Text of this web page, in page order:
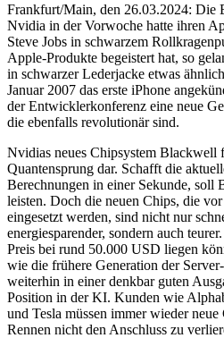
Frankfurt/Main, den 26.03.2024: Die
Nvidia in der Vorwoche hatte ihren
Steve Jobs in schwarzem
Apple-Produkte begeistert hat, so
in schwarzer Lederjacke etwas
Januar 2007 das erste iPhone
der Entwicklerkonferenz eine neue
die ebenfalls revolutionär sind.
Nvidias neues Chipsystem Blackwell
Quantensprung dar. Schafft die
Berechnungen in einer Sekunde, soll
leisten. Doch die neuen Chips, die
eingesetzt werden, sind nicht nur
energiesparender, sondern auch
Preis bei rund 50.000 USD liegen
wie die frühere Generation der
weiterhin in einer denkbar guten
Position in der KI. Kunden wie
und Tesla müssen immer wieder
Rennen nicht den Anschluss zu